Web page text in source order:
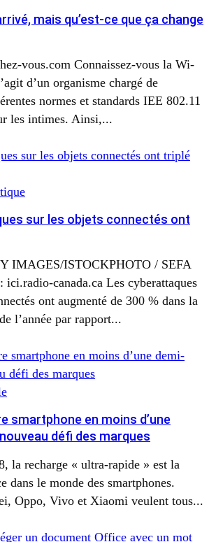
mais qu’est-ce que ça change
vous.com Connaissez-vous la Wi-
d’un organisme chargé de
normes et standards IEE 802.11
les intimes. Ainsi,...
sur les objets connectés ont
IMAGES/ISTOCKPHOTO / SEFA
canada.ca Les cyberattaques
ont augmenté de 300 % dans la
l’année par rapport...
smartphone en moins d’une
défi des marques
la recharge « ultra-rapide » est la
dans le monde des smartphones.
Oppo, Vivo et Xiaomi veulent tous...